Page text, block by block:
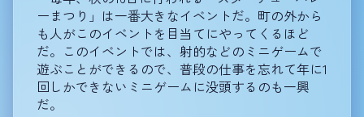
ーまつり」は一番大きなイベントだ。町の外から
も人がこのイベントを目当てにやってくるほど
だ。このイベントでは、射的などのミニゲームで
遊ぶことができるので、普段の仕事を忘れて年に1
回しかできないミニゲームに没頭するのも一興
だ。